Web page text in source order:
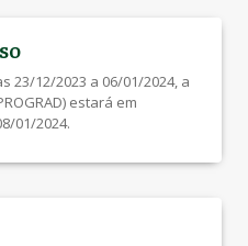
23/12/2023 a 06/01/2024, a
estará em
01/2024.